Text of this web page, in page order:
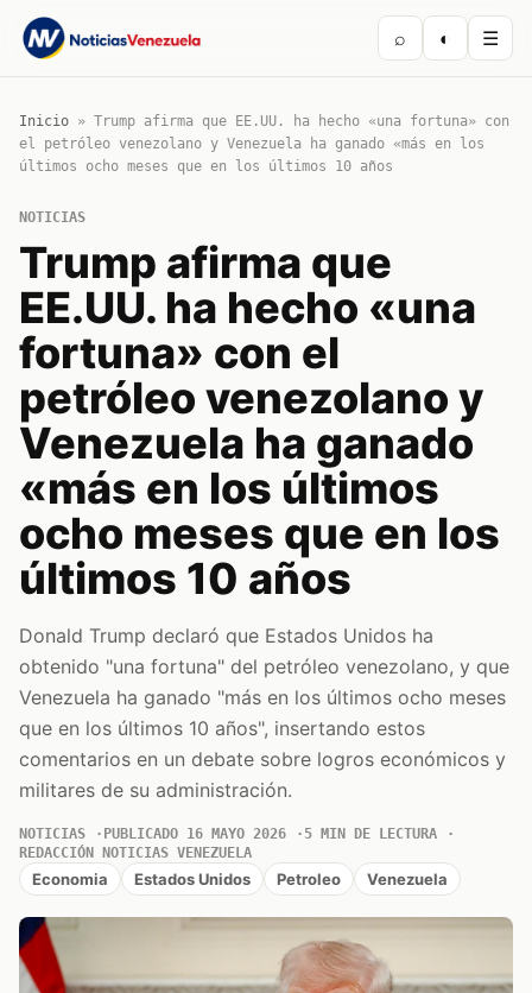
⌕ ◐ ☰
Inicio » Trump afirma que EE.UU. ha hecho «una fortuna» con
el petróleo venezolano y Venezuela ha ganado «más en los
últimos ocho meses que en los últimos 10 años
NOTICIAS
Trump afirma que
EE.UU. ha hecho «una
fortuna» con el
petróleo venezolano y
Venezuela ha ganado
«más en los últimos
ocho meses que en los
últimos 10 años
Donald Trump declaró que Estados Unidos ha
obtenido "una fortuna" del petróleo venezolano, y que
Venezuela ha ganado "más en los últimos ocho meses
que en los últimos 10 años", insertando estos
comentarios en un debate sobre logros económicos y
militares de su administración.
NOTICIAS PUBLICADO 16 MAYO 2026
5 MIN DE LECTURA
REDACCIÓN NOTICIAS VENEZUELA
Economia Estados Unidos Petroleo Venezuela